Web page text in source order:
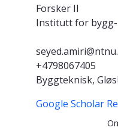
Forsker II
Institutt for
+4798067405
Byggteknisk,
Google Scholar